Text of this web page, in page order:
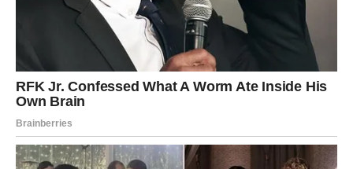
Vodolija
Vodolije danas mogu doživeti neočekivanu emotivnu
situaciju. Neko bi mogao pokazati interesovanje koje
niste primetili ranije.
Ako ste u vezi, partner može želeti više pažnje i bliskosti.